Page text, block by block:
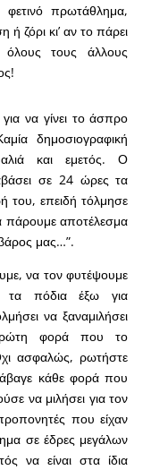
πρωτάθλημα,
ή ζόρι κι’ αν το πάρει
τους άλλους
να γίνει το άσπρο
δημοσιογραφική
και εμετός. Ο
σε 24 ώρες τα
του, επειδή τόλμησε
πάρουμε αποτέλεσμα
μας…”.
να τον φυτέψουμε
πόδια έξω για
να ξαναμιλήσει
φορά που το
ασφαλώς, ρωτήστε
κάθε φορά που
να μιλήσει για τον
που είχαν
σε έδρες μεγάλων
να είναι στα ίδια